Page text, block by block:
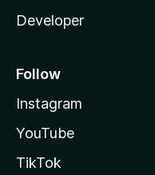
Developer
Follow
Instagram
YouTube
TikTok